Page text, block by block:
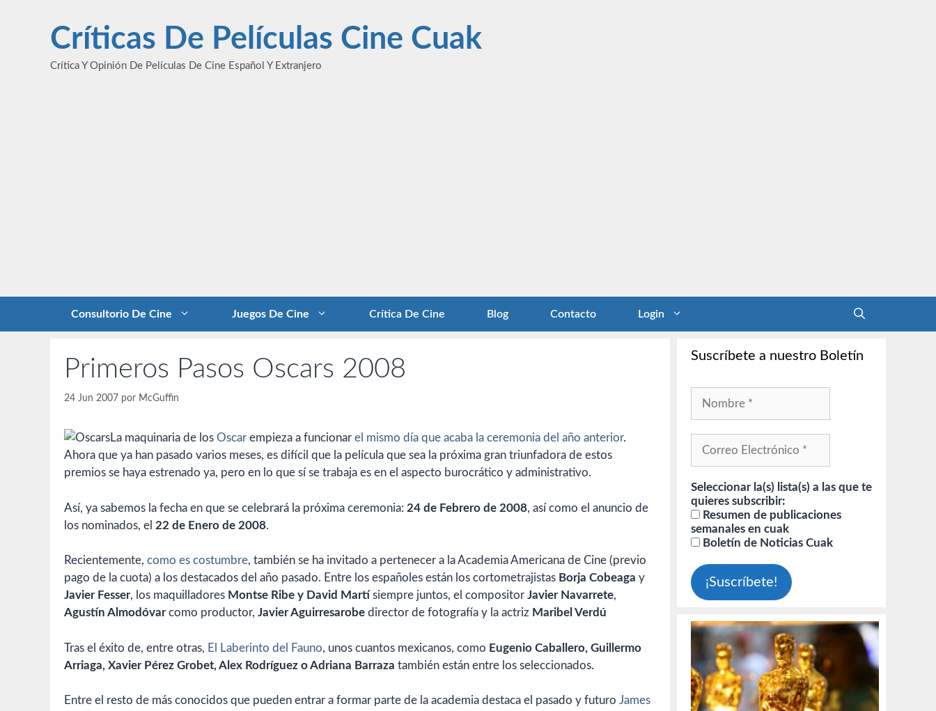
contenidoCríticas De Películas Cine Cuak
Crítica Y Opinión De Películas De Cine Español Y Extranjero
Consultorio De Cine Juegos De Cine Crítica De Cine Blog Contacto Login
Primeros Pasos Oscars 2008
24 Jun 2007 por McGuffin
La maquinaria de los Oscar empieza a funcionar el mismo día que acaba la ceremonia del año anterior.
Ahora que ya han pasado varios meses, es difícil que la película que sea la próxima gran triunfadora de estos
premios se haya estrenado ya, pero en lo que sí se trabaja es en el aspecto burocrático y administrativo.
Así, ya sabemos la fecha en que se celebrará la próxima ceremonia: 24 de Febrero de 2008, así como el anuncio de
los nominados, el 22 de Enero de 2008.
Recientemente, como es costumbre, también se ha invitado a pertenecer a la Academia Americana de Cine (previo
pago de la cuota) a los destacados del año pasado. Entre los españoles están los cortometrajistas Borja Cobeaga y
Javier Fesser, los maquilladores Montse Ribe y David Martí siempre juntos, el compositor Javier Navarrete,
Agustín Almodóvarcomo productor, Javier Aguirresarobe director de fotografía y la actriz Maribel Verdú
Tras el éxito de, entre otras, El Laberinto del Fauno, unos cuantos mexicanos, como Eugenio Caballero, Guillermo
Arriaga, Xavier Pérez Grobet, Alex Rodríguez o Adriana Barraza también están entre los seleccionados.
Entre el resto de más conocidos que pueden entrar a formar parte de la academia destaca el pasado y futuro James
Suscríbete a nuestro Boletín
Seleccionar la(s) lista(s) a las que te
quieres subscribir:
Resumen de publicaciones
semanales en cuak
Boletín de Noticias Cuak